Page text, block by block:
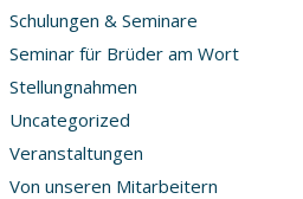
Schulungen & Seminare
Seminar für Brüder am Wort
Stellungnahmen
Uncategorized
Veranstaltungen
Von unseren Mitarbeitern